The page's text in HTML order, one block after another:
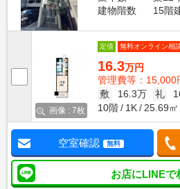
建物階数
15階
画像 : 7枚
定借 無料オンライン相
16.3万円
管理費等：15,000
敷
16.3万 礼
10階
1K 25.69㎡
空室確認 無料
お店にLINEで